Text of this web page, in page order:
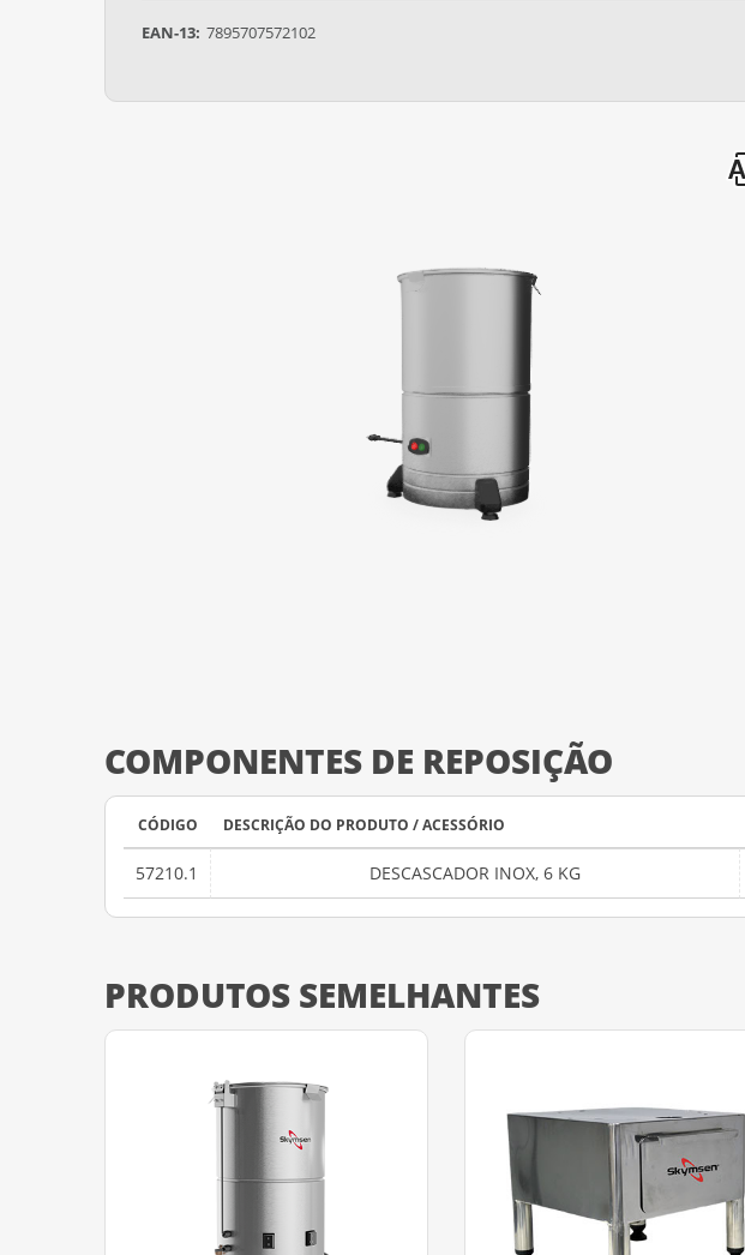
EAN-13: 7895707572102
COMPONENTES DE REPOSIÇÃO
CÓDIGO DESCRIÇÃO DO PRODUTO / ACESSÓRIO
57210.1 DESCASCADOR INOX, 6 KG
PRODUTOS SEMELHANTES